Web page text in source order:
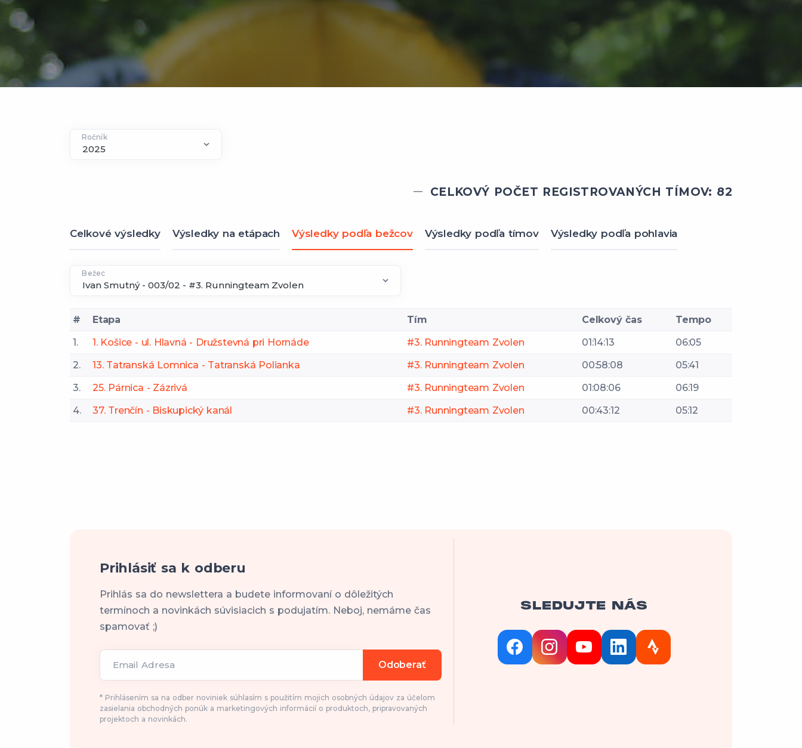
Ročník
CELKOVÝ POČET REGISTROVANÝCH TÍMOV: 82
Celkové výsledky Výsledky na etápach Výsledky podľa bežcov Výsledky podľa tímov Výsledky podľa pohlavia
Bežec
# Etapa Tím Celkový čas
Tempo
1.
1. Košice - ul. Hlavná - Družstevná pri Hornáde #3. Runningteam Zvolen 01:14:13
06:05
2.
13. Tatranská Lomnica - Tatranská Polianka #3. Runningteam Zvolen 00:58:08
05:41
3.
25. Párnica - Zázrivá #3. Runningteam Zvolen 01:08:06
06:19
4.
37. Trenčín - Biskupický kanál #3. Runningteam Zvolen 00:43:12 05:12
Prihlásiť sa k odberu
Prihlás sa do newslettera a budete informovaní o dôležitých
termínoch a novinkách súvisiacich s podujatím. Neboj, nemáme čas
spamovať ;)
Email Adresa Odoberať
* Prihlásením sa na odber noviniek súhlasím s použitím mojich osobných údajov za účelom
zasielania obchodných ponúk a marketingových informácií o produktoch, pripravovaných
projektoch a novinkách.
SLEDUJTE NÁS